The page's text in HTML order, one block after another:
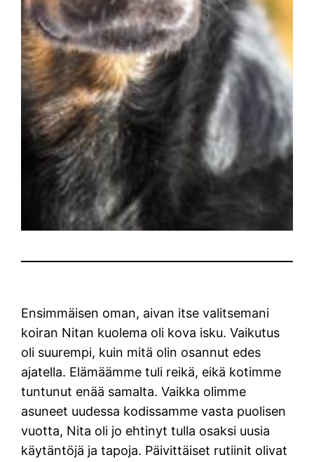
Ensimmäisen oman, aivan itse valitsemani
koiran Nitan kuolema oli kova isku. Vaikutus
oli suurempi, kuin mitä olin osannut edes
ajatella. Elämäämme tuli reikä, eikä kotimme
tuntunut enää samalta. Vaikka olimme
asuneet uudessa kodissamme vasta puolisen
vuotta, Nita oli jo ehtinyt tulla osaksi uusia
käytäntöjä ja tapoja. Päivittäiset rutiinit olivat